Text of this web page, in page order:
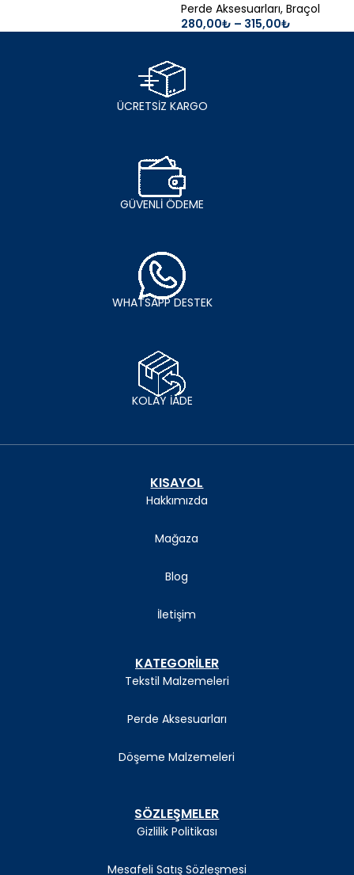
Perde Aksesuarları, Braçol
280,00₺ – 315,00₺
ÜCRETSİZ KARGO
GÜVENLİ ÖDEME
WHATSAPP DESTEK
KOLAY İADE
KISAYOL
Hakkımızda
Mağaza
Blog
İletişim
KATEGORİLER
Tekstil Malzemeleri
Perde Aksesuarları
Döşeme Malzemeleri
SÖZLEŞMELER
Gizlilik Politikası
Mesafeli Satış Sözleşmesi